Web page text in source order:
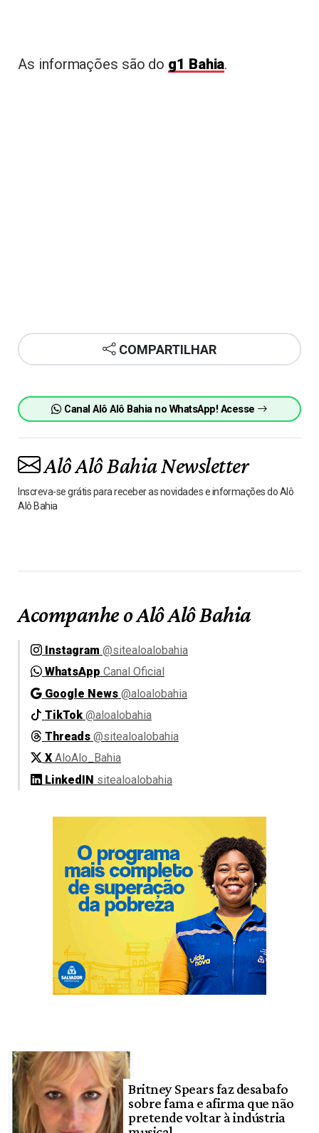
As informações são do g1 Bahia.
COMPARTILHAR
Canal Alô Alô Bahia no WhatsApp! Acesse
Alô Alô Bahia Newsletter
Inscreva-se grátis para receber as novidades e informações do Alô
Alô Bahia
Acompanhe o Alô Alô Bahia
Instagram @sitealoalobahia
WhatsApp Canal Oficial
Google News @aloalobahia
TikTok @aloalobahia
Threads @sitealoalobahia
X AloAlo_Bahia
LinkedIN sitealoalobahia
Britney Spears faz desabafo
sobre fama e afirma que não
pretende voltar à indústria